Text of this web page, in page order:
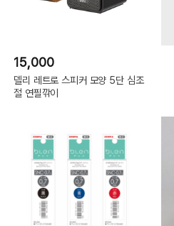
15,000
델리 레트로 스피커 모양 5단 심조
절 연필깎이